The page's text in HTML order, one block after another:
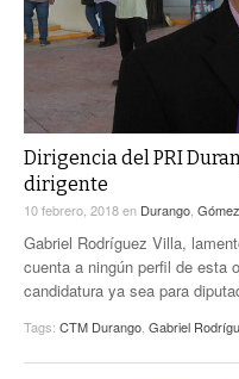
CONTEXTOS
TRAYECTO LAGUNA
A MEDIA MAÑANA
A TODA LEY
DIÁLOGOS CON LA
TWEETS AND BEATS
LA MEJOR 97.1
ACTUALIDADES
PULSO
LA MEJOR
Dirigencia del PRI
dirigente
10 febrero, 2018en Durango
Gabriel Rodríguez Villa,
cuenta a ningún perfil de esta
candidatura ya sea para
Tags: CTM Durango Gabriel